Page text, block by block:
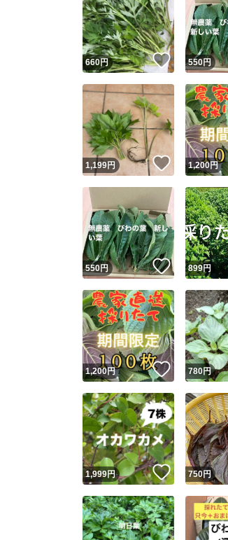
660円 いいね！
550円
1,199円 いいね！
1,200円
550円 いいね！
899円
1,200円 いいね！
780円
1,999円 いいね！
750円